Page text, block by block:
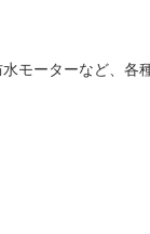
モーターなど、各